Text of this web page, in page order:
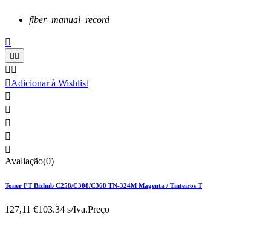
fiber_manual_record

 
 
Adicionar à Wishlist





Avaliação(0)
Toner FT Bizhub C258/C308/C368 TN-324M Magenta / Tinteiros T
127,11 €103.34 s/Iva.Preço